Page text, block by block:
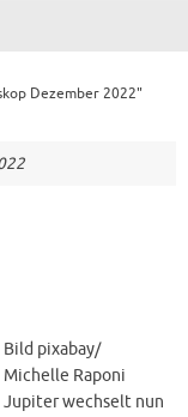
Dezember 2022"
Bild pixabay/
Michelle Raponi
Jupiter wechselt nun